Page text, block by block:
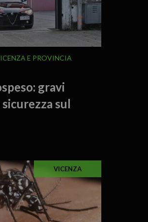
E PROVINCIA
gravi
sul
VICENZA